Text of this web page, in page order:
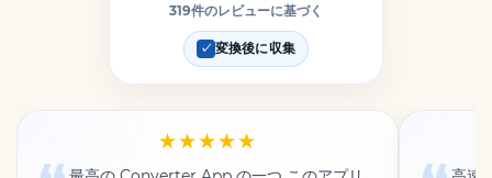
319件のレビューに基づく
✓ 変換後に収集
★★★★★